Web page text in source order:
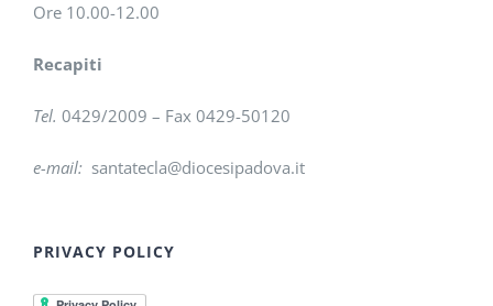
Ore 10.00-12.00
Recapiti
Tel. 0429/2009 – Fax 0429-50120
e-mail: santatecla@diocesipadova.it
PRIVACY POLICY